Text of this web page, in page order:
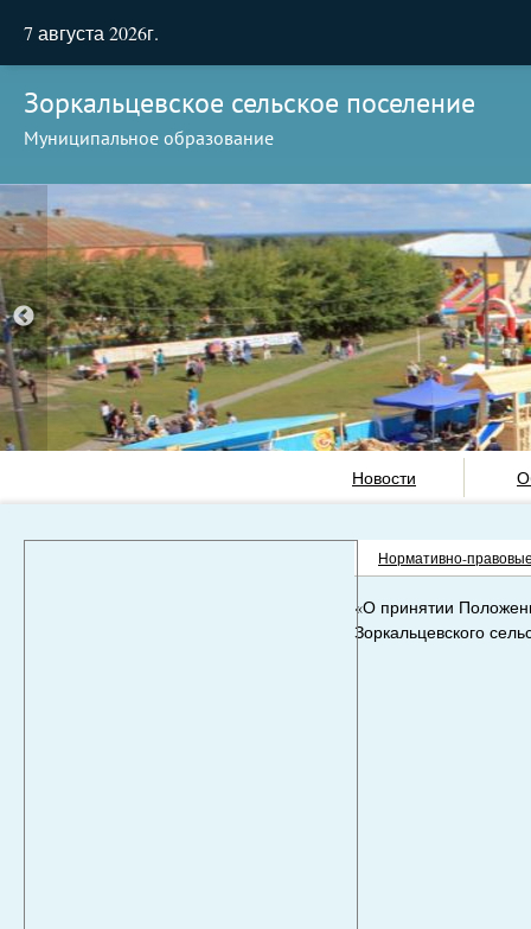
7 августа 2026г.
Зоркальцевское сельское поселение
Муниципальное образование
Новости
Нормативно-
«О принятии
Зоркальцевского